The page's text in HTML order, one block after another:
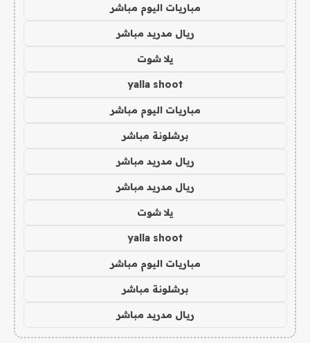
مباريات اليوم مباشر
ريال مدريد مباشر
يلا شوت
yalla shoot
مباريات اليوم مباشر
برشلونة مباشر
ريال مدريد مباشر
ريال مدريد مباشر
يلا شوت
yalla shoot
مباريات اليوم مباشر
برشلونة مباشر
ريال مدريد مباشر